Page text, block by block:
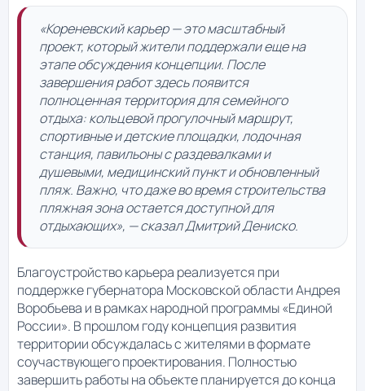
«Кореневский карьер — это масштабный
проект, который жители поддержали еще на
этапе обсуждения концепции. После
завершения работ здесь появится
полноценная территория для семейного
отдыха: кольцевой прогулочный маршрут,
спортивные и детские площадки, лодочная
станция, павильоны с раздевалками и
душевыми, медицинский пункт и обновленный
пляж. Важно, что даже во время строительства
пляжная зона остается доступной для
отдыхающих», — сказал Дмитрий Дениско.
Благоустройство карьера реализуется при
поддержке губернатора Московской области Андрея
Воробьева и в рамках народной программы «Единой
России». В прошлом году концепция развития
территории обсуждалась с жителями в формате
соучаствующего проектирования. Полностью
завершить работы на объекте планируется до конца